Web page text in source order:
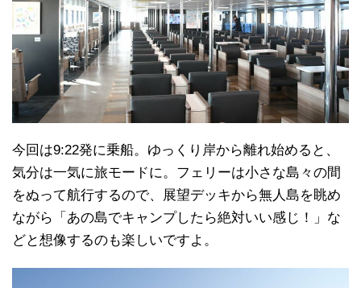
今回は9:22発に乗船。ゆっくり岸から離れ始めると、
気分は一気に旅モードに。フェリーは小さな島々の間
をぬって航行するので、展望デッキから無人島を眺め
ながら「あの島でキャンプしたら絶対いい感じ！」な
どと想像するのも楽しいですよ。